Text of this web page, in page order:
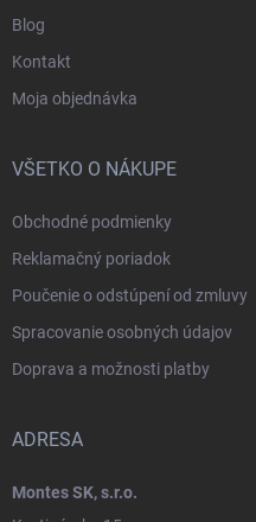
Blog
Kontakt
Moja objednávka
VŠETKO O NÁKUPE
Obchodné podmienky
Reklamačný poriadok
Poučenie o odstúpení od zmluvy
Spracovanie osobných údajov
Doprava a možnosti platby
ADRESA
Montes SK, s.r.o.